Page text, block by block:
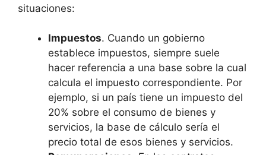
situaciones:
Impuestos. Cuando un gobierno
establece impuestos, siempre suele
hacer referencia a una base sobre la cual
calcula el impuesto correspondiente. Por
ejemplo, si un país tiene un impuesto del
20% sobre el consumo de bienes y
servicios, la base de cálculo sería el
precio total de esos bienes y servicios.